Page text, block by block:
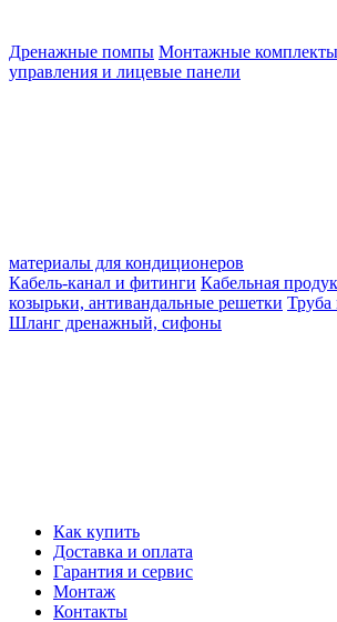
Дренажные помпы Монтажные комплекты
управления и лицевые панели
материалы для кондиционеров
Кабель-канал и фитинги Кабельная
козырьки, антивандальные решетки Труба
Шланг дренажный, сифоны
Как купить
Доставка и оплата
Гарантия и сервис
Монтаж
Контакты